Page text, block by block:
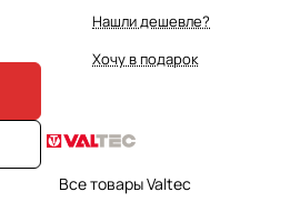
Нашли дешевле?
Хочу в подарок
Все товары Valtec